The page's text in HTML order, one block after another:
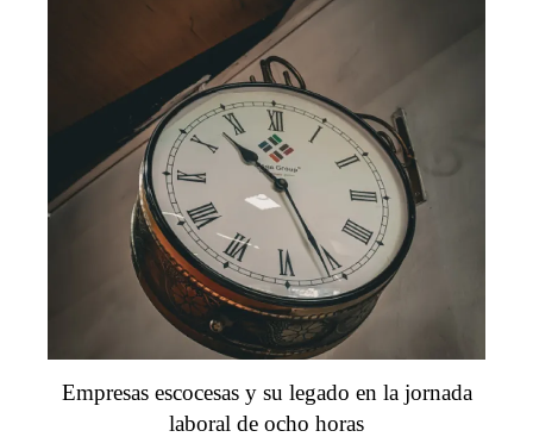
Empresas escocesas y su legado en la jornada
laboral de ocho horas